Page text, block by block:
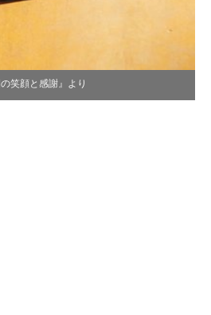
笑顔と感謝』より